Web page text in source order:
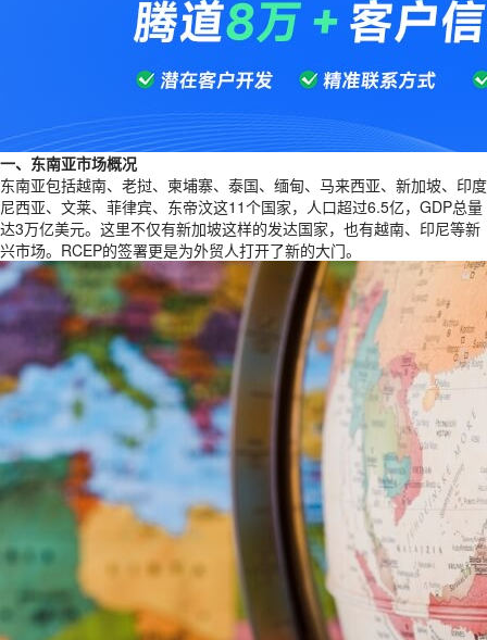
一、东南亚市场概况
东南亚包括越南、老挝、柬埔寨、泰国、缅甸、马来西亚、新加坡、印度
尼西亚、文莱、菲律宾、东帝汶这11个国家，人口超过6.5亿，GDP总量
达3万亿美元。这里不仅有新加坡这样的发达国家，也有越南、印尼等新
兴市场。RCEP的签署更是为外贸人打开了新的大门。